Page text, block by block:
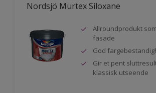
Nordsjö Murtex Siloxane
Allroundprodukt
fasade
God
Gir et pent
klassisk utseende